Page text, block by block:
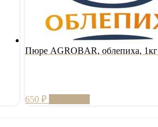
Пюре AGROBAR, облепиха, 1кг
650₽